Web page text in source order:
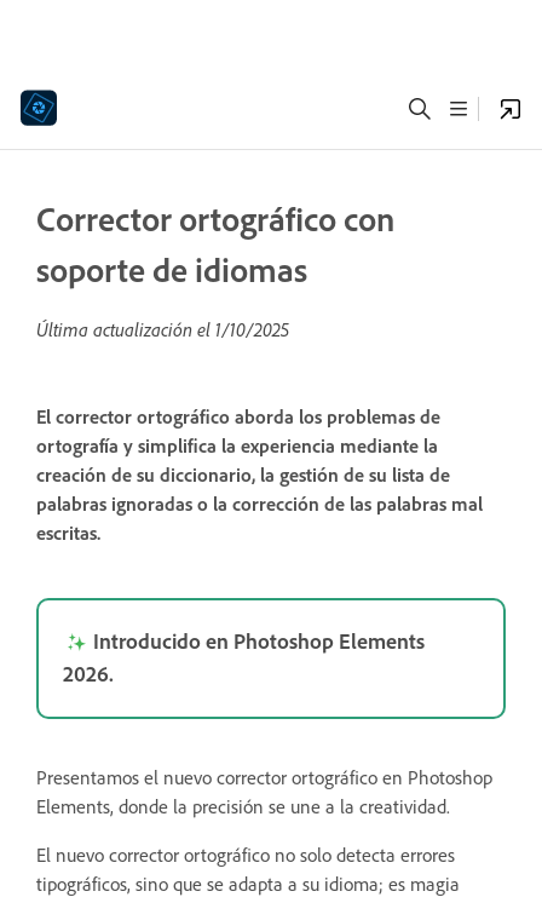
Corrector ortográfico con
soporte de idiomas
Última actualización el 1/10/2025
El corrector ortográfico aborda los problemas de
ortografía y simplifica la experiencia mediante la
creación de su diccionario, la gestión de su lista de
palabras ignoradas o la corrección de las palabras mal
escritas.
Introducido en Photoshop Elements
2026.
Presentamos el nuevo corrector ortográfico en Photoshop
Elements, donde la precisión se une a la creatividad.
El nuevo corrector ortográfico no solo detecta errores
tipográficos, sino que se adapta a su idioma; es magia